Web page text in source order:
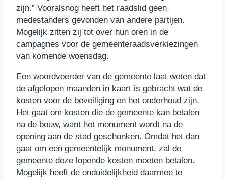
zijn.” Vooralsnog heeft het raadslid geen
medestanders gevonden van andere partijen.
Mogelijk zitten zij tot over hun oren in de
campagnes voor de gemeenteraadsverkiezingen
van komende woensdag.
Een woordvoerder van de gemeente laat weten dat
de afgelopen maanden in kaart is gebracht wat de
kosten voor de beveiliging en het onderhoud zijn.
Het gaat om kosten die de gemeente kan betalen
na de bouw, want het monument wordt na de
opening aan de stad geschonken. Omdat het dan
gaat om een gemeentelijk monument, zal de
gemeente deze lopende kosten moeten betalen.
Mogelijk heeft de onduidelijkheid daarmee te